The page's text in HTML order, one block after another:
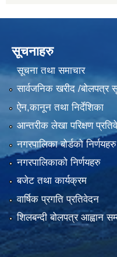
सूचनाहरु
सूचना तथा समाचार
सार्वजनिक खरीद /बोलपत्र
ऐन,कानून तथा निर्देशिका
आन्तरीक लेखा परिक्षण
नगरपालिका बोर्डको निर्णयहरु
नगरपालिकाको निर्णयहरु
बजेट तथा कार्यक्रम
वार्षिक प्रगति प्रतिवेदन
शिलबन्दी बोलपत्र आह्वान